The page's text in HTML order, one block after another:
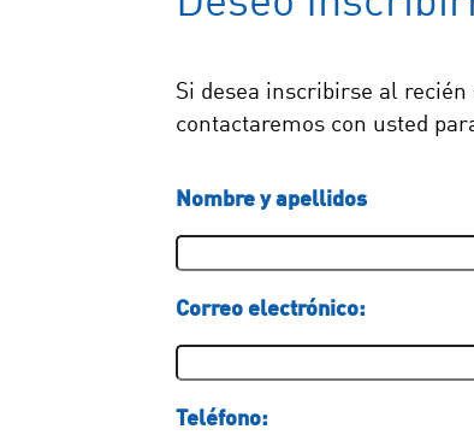
Si desea inscribirse al recién
contactaremos con usted
Nombre y apellidos
Correo electrónico:
Teléfono: